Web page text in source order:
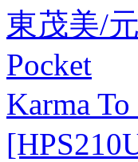
東茂美/
Pocket
Karma